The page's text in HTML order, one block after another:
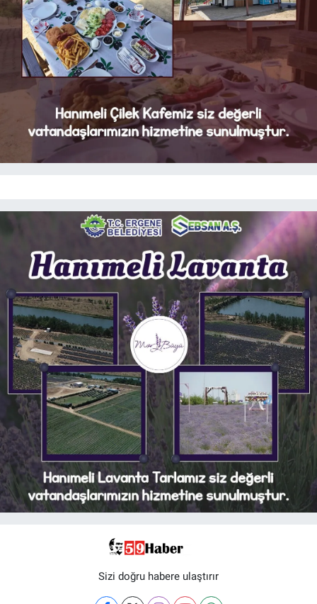
Sizi doğru habere ulaştırır